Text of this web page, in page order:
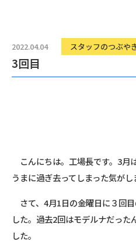
2022.04.04 スタッフのつぶや
3回目
こんにちは。工場長です。3月
うまに過ぎ去ってしまった気がし
さて、4月1日の金曜日に３回
した。過去2回はモデルナだった
した。